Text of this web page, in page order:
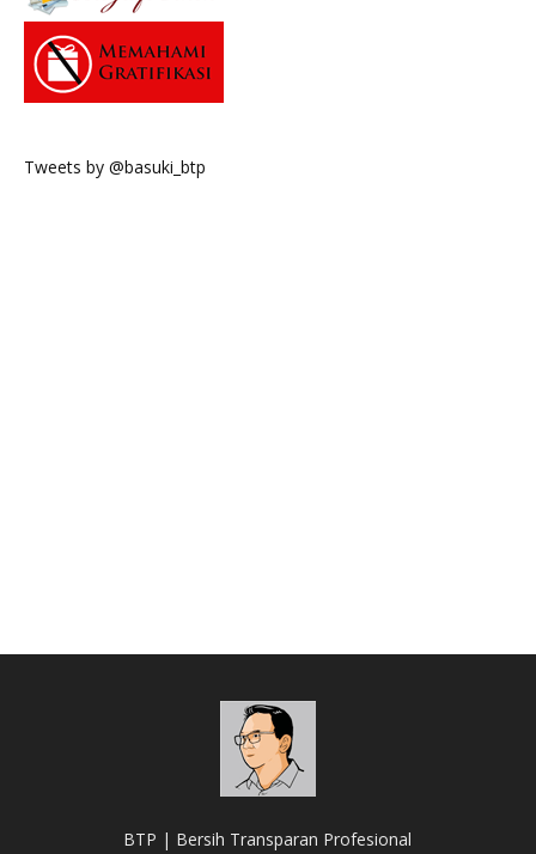
Tweets by @basuki_btp
BTP | Bersih Transparan Profesional